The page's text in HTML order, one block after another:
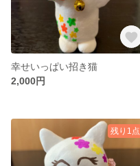
幸せいっぱい招き猫
2,000円
残り1点